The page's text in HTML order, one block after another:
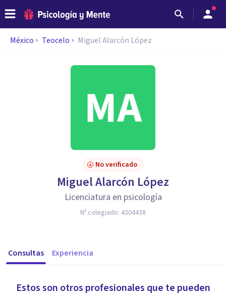
México Teocelo Miguel Alarcón López
No verificado
Miguel Alarcón López
Licenciatura en psicología
Nº colegiado: 4304438
Consultas Experiencia
Estos son otros profesionales que te pueden